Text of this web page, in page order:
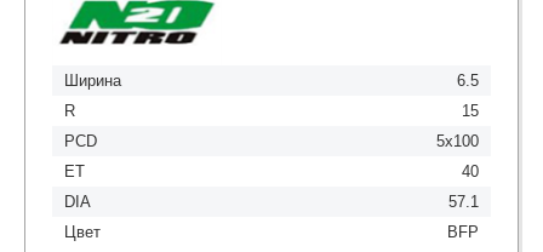
Ширина
6.5
R
15
PCD
5x100
ET
40
DIA
57.1
Цвет
BFP